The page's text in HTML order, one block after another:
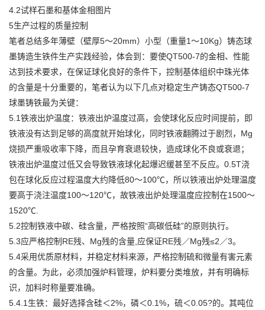
4.2试样石墨和基体金相图片
5生产过程的质量控制
笔者总结多年薄壁（壁厚5～20mm）小型（重量1～10Kg）铸态球
墨铸造生铁件生产实践经验，体会到：要使QT500-7的金相、性能
达到技术要求，在保证球化良好的条件下，控制基体组织中珠光体
的含量是十分重要的，笔者认为以下几点对稳定生产铸态QT500-7
球墨铸铁最为关键：
5.1铁液出炉温度：铁液出炉温度过高，会使球化反应时间提前，即
铁液没有达到足够的高度就开始球化，同时铁液翻腾过于剧烈，Mg
烧损严重吸收率下降，而且孕育衰退较快，造成球化不良或衰退；
铁液出炉温度过低又会导致铁液球化起爆迟缓甚至不反应。0.5T浇
包在球化反应过程温度大约降低80～100℃，所以铁液出炉处理温度
要高于浇注温度100～120℃，故铁液出炉处理温度应控制在1500～
1520℃.
5.2控制铁液中碳、硅含量，严格按照“高碳低硅”的原则执行。
5.3应严格控制RE残、Mg残的含量,应保证RE残／Mg残≤2／3。
5.4采用优质原材料，并稳定材料来源，严格控制硫和微量有害元素
的含量。为此，必须加强炉料管理，炉料要分类堆放，并有明确标
识，加料时称量要准确。
5.4.1生铁：最好选择含硅＜2%，磷＜0.1%，硫＜0.05?的。其吨位